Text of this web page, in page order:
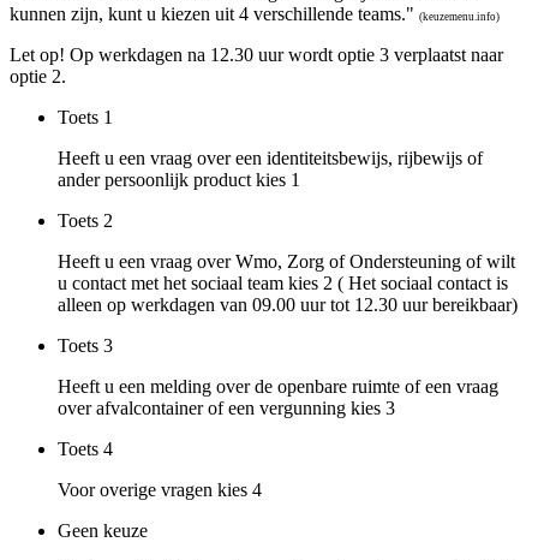
kunnen zijn, kunt u kiezen uit 4 verschillende teams." (keuzemenu.info)
Let op! Op werkdagen na 12.30 uur wordt optie 3 verplaatst naar
optie 2.
Toets 1
Heeft u een vraag over een identiteitsbewijs, rijbewijs of
ander persoonlijk product kies 1
Toets 2
Heeft u een vraag over Wmo, Zorg of Ondersteuning of wilt
u contact met het sociaal team kies 2 ( Het sociaal contact is
alleen op werkdagen van 09.00 uur tot 12.30 uur bereikbaar)
Toets 3
Heeft u een melding over de openbare ruimte of een vraag
over afvalcontainer of een vergunning kies 3
Toets 4
Voor overige vragen kies 4
Geen keuze